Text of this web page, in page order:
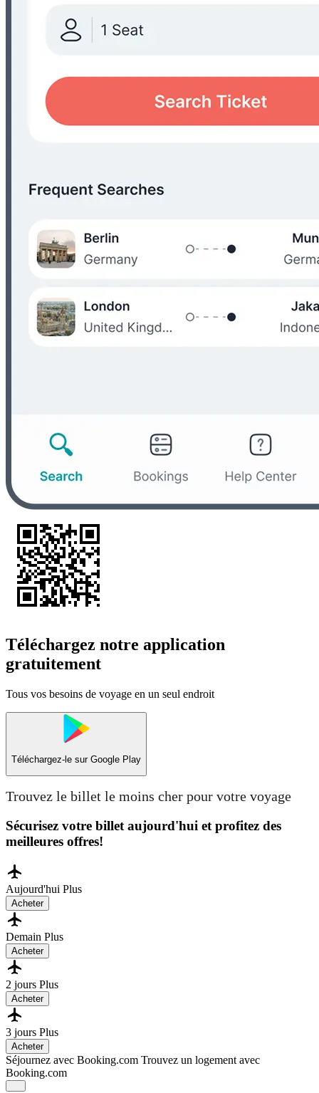
Téléchargez notre application
gratuitement
Tous vos besoins de voyage en un seul endroit
Téléchargez-le sur Google Play
Trouvez le billet le moins cher pour votre voyage
Sécurisez votre billet aujourd'hui et profitez des
meilleures offres!
Aujourd'hui Plus
Acheter
Demain Plus
Acheter
2 jours Plus
Acheter
3 jours Plus
Acheter
Séjournez avec Booking.com Trouvez un logement avec
Booking.com